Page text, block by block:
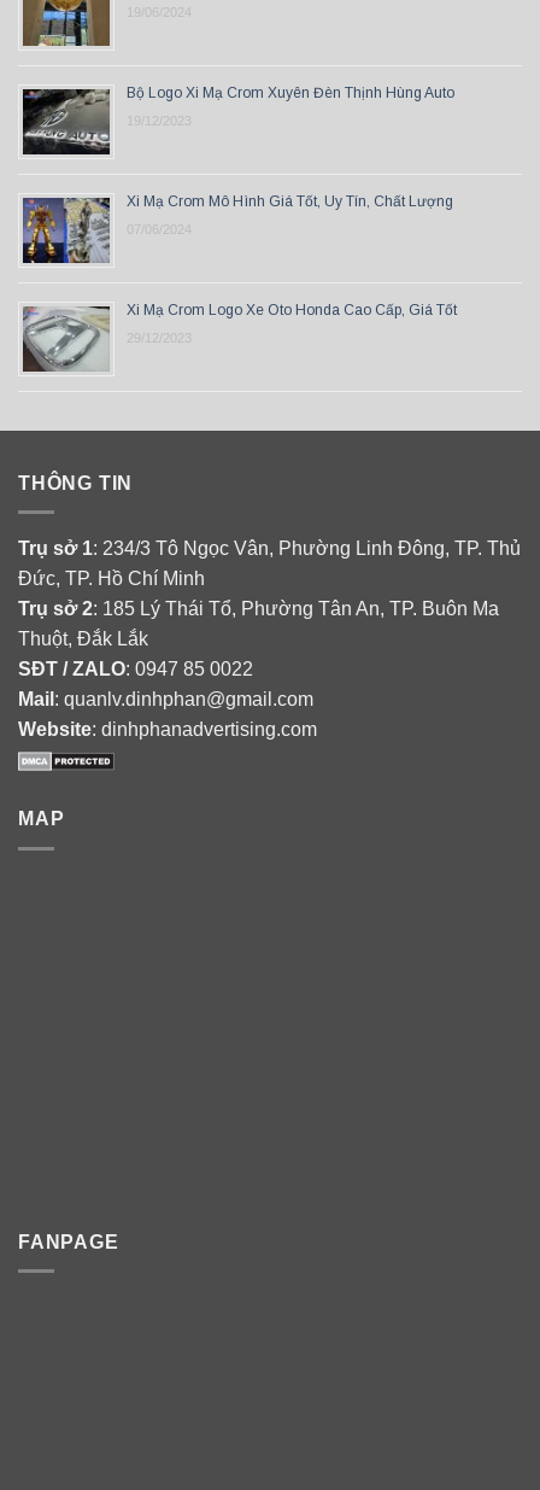
19/06/2024
Bộ Logo Xi Mạ Crom Xuyên Đèn Thịnh Hùng Auto
19/12/2023
Xi Mạ Crom Mô Hình Giá Tốt, Uy Tín, Chất Lượng
07/06/2024
Xi Mạ Crom Logo Xe Oto Honda Cao Cấp, Giá Tốt
29/12/2023
THÔNG TIN
Trụ sở 1: 234/3 Tô Ngọc Vân, Phường Linh Đông, TP. Thủ
Đức, TP. Hồ Chí Minh
Trụ sở 2: 185 Lý Thái Tổ, Phường Tân An, TP. Buôn Ma
Thuột, Đắk Lắk
SĐT / ZALO: 0947 85 0022
Mail : quanlv.dinhphan@gmail.com
Website: dinhphanadvertising.com
MAP
FANPAGE